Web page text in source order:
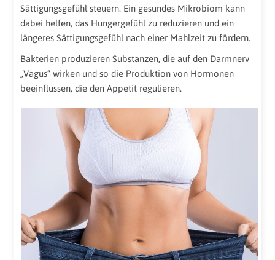
Sättigungsgefühl steuern. Ein gesundes Mikrobiom kann
dabei helfen, das Hungergefühl zu reduzieren und ein
längeres Sättigungsgefühl nach einer Mahlzeit zu fördern.
Bakterien produzieren Substanzen, die auf den Darmnerv
„Vagus“ wirken und so die Produktion von Hormonen
beeinflussen, die den Appetit regulieren.